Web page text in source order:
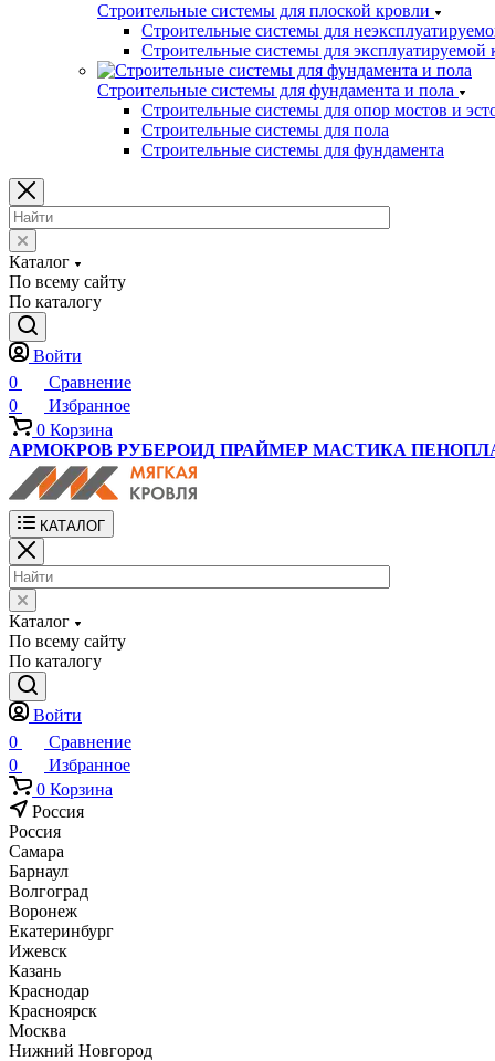
Строительные системы для плоской кровли
Строительные системы для
Строительные системы для эксплуатируемой
Строительные системы для фундамента и пола
Строительные системы для опор мостов и
Строительные системы для пола
Строительные системы для фундамента
Каталог
По всему сайту
По каталогу
Войти
0
Сравнение
0
Избранное
0 Корзина
АРМОКРОВ РУБЕРОИД ПРАЙМЕР МАСТИКА
КАТАЛОГ
Каталог
По всему сайту
По каталогу
Войти
0
Сравнение
0
Избранное
0 Корзина
Россия
Россия
Самара
Барнаул
Волгоград
Воронеж
Екатеринбург
Ижевск
Казань
Краснодар
Красноярск
Москва
Нижний Новгород